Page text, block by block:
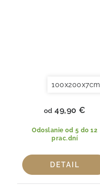
100x200x7cm
Odoslanie od 5 do 12
prac.dní
od 49,90 €
DETAIL